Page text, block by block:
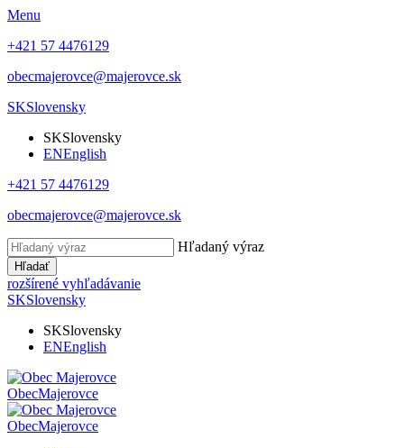
Menu
+421 57 4476129
obecmajerovce@majerovce.sk
SKSlovensky
SKSlovensky
ENEnglish
+421 57 4476129
obecmajerovce@majerovce.sk
Hľadaný výraz
Hľadať
rozšírené vyhľadávanie
SKSlovensky
SKSlovensky
ENEnglish
ObecMajerovce
ObecMajerovce